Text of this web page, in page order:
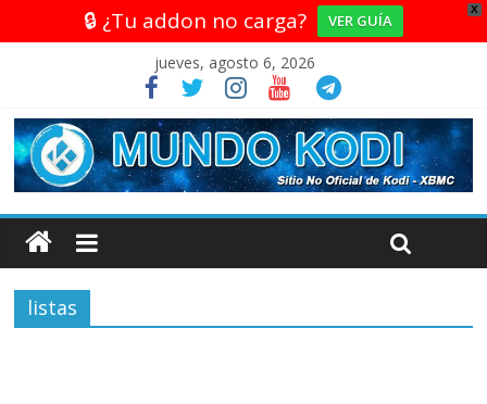
X
🔒 ¿Tu addon no carga? VER GUÍA
jueves, agosto 6, 2026
listas